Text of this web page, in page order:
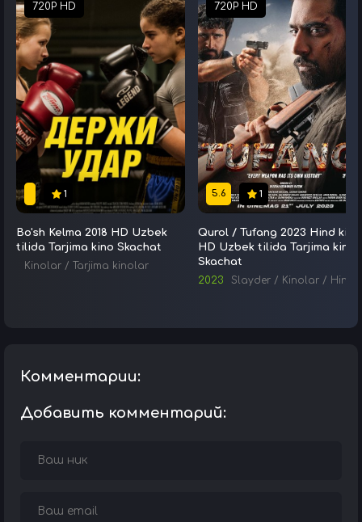
720P HD
1
Bo'sh Kelma 2018 HD Uzbek
tilida Tarjima kino Skachat
Kinolar / Tarjima kinolar
720P HD
5.6 1
Qurol / Tufang 2023 Hind kino
HD Uzbek tilida Tarjima kino
Skachat
2023
Slayder / Kinolar / Hind kinolar
Комментарии:
Добавить комментарий: